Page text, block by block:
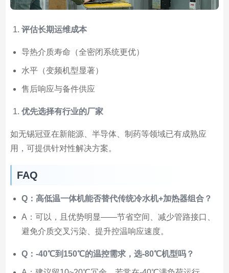
评估长期运维成本
导热介质寿命（全密闭系统更优）
水平（变频机型显著）
售后响应与备件供应
优先选择有行业的厂家
如无锡冠亚在新能源、半导体、制药等领域已有成熟应
用，可提供针对性解决方案。
FAQ
Q：高低温一体机能否替代传统冷水机+加热器组合？
A：可以，且优势明显——节省空间、减少管路接口、
避免介质交叉污染、提升控温响应速度。
Q：-40℃到150℃的温控需求，选-80℃机型吗？